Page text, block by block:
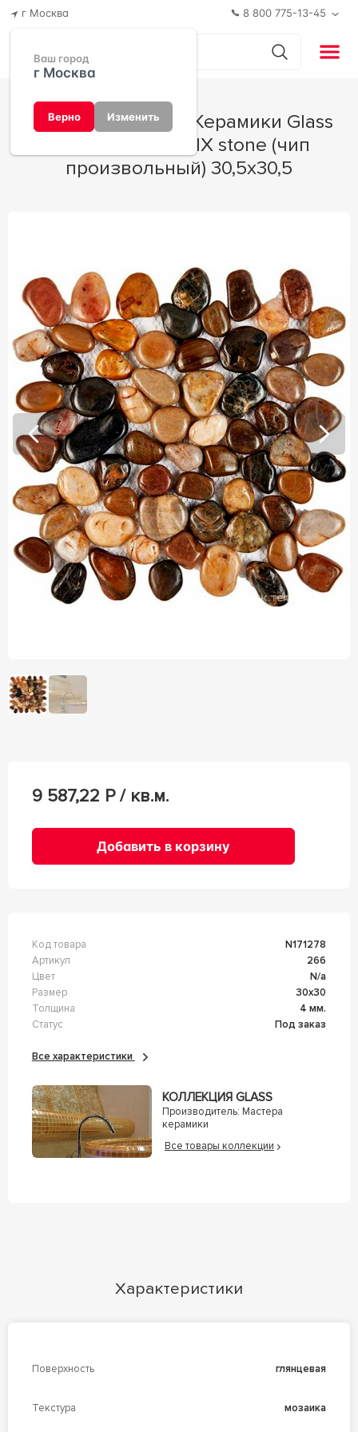
г Москва
Ваш город
г Москва
Верно Изменить
8 800 775-13-45
266 из гальки MIX stone (чип
произвольный) 30,5х30,5
9 587,22 Р / кв.м.
Добавить в корзину
Код товара
n171278
Артикул
266
Цвет
n/a
Размер
30x30
Толщина
4 мм.
Статус
Под заказ
Все характеристики
КОЛЛЕКЦИЯ GLASS
Производитель: Мастера
керамики
Все товары коллекции
Характеристики
Поверхность глянцевая
Текстура мозаика